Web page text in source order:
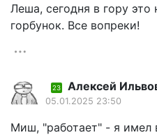
Леша, сегодня в гору это
горбунок. Все вопреки!
23 Алексей
05.01.2025 23:50
Миш, "работает" - я имел